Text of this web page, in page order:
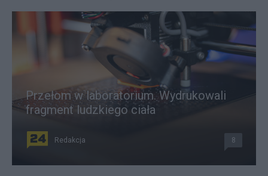
Przełom w laboratorium. Wydrukowali
fragment ludzkiego ciała
Redakcja 8